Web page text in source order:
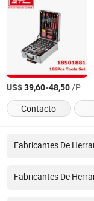
US$39,60-48,50/Pieza
Contacto